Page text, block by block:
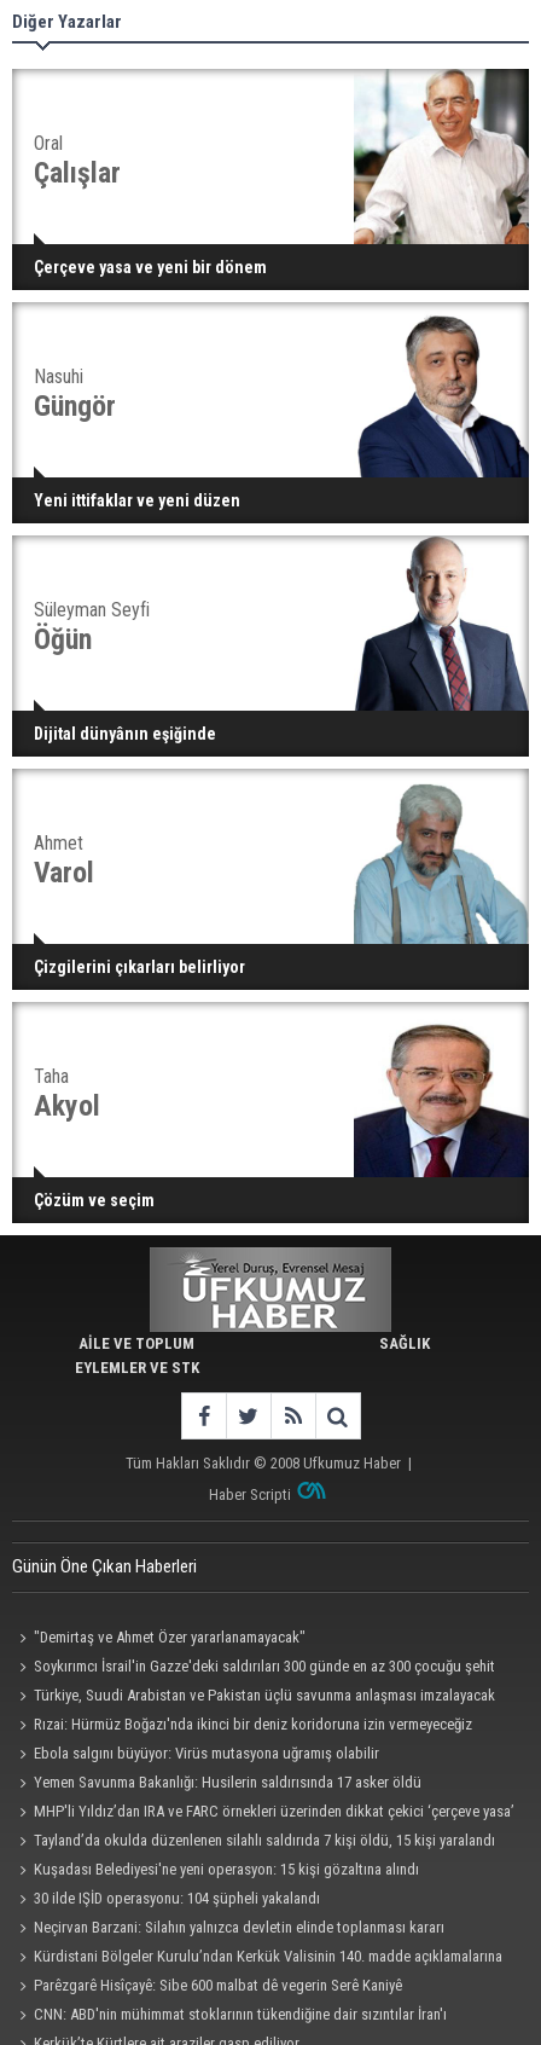
Diğer Yazarlar
Oral
Çalışlar
Çerçeve yasa ve yeni bir dönem
Nasuhi
Güngör
Yeni ittifaklar ve yeni düzen
Süleyman Seyfi
Öğün
Dijital dünyânın eşiğinde
Ahmet
Varol
Çizgilerini çıkarları belirliyor
Taha
Akyol
Çözüm ve seçim
AİLE VE TOPLUM
EYLEMLER VE STK
SAĞLIK
Tüm Hakları Saklıdır © 2008 Ufkumuz Haber |
Haber Scripti
Günün Öne Çıkan Haberleri
"Demirtaş ve Ahmet Özer yararlanamayacak"
Soykırımcı İsrail'in Gazze'deki saldırıları 300 günde en az 300 çocuğu şehit
etti Türkiye, Suudi Arabistan ve Pakistan üçlü savunma anlaşması imzalayacak
Rızai: Hürmüz Boğazı'nda ikinci bir deniz koridoruna izin vermeyeceğiz
Ebola salgını büyüyor: Virüs mutasyona uğramış olabilir
Yemen Savunma Bakanlığı: Husilerin saldırısında 17 asker öldü
MHP'li Yıldız’dan IRA ve FARC örnekleri üzerinden dikkat çekici ‘çerçeve yasa’
açıklaması
Tayland’da okulda düzenlenen silahlı saldırıda 7 kişi öldü, 15 kişi yaralandı
Kuşadası Belediyesi'ne yeni operasyon: 15 kişi gözaltına alındı
30 ilde IŞİD operasyonu: 104 şüpheli yakalandı
Neçirvan Barzani: Silahın yalnızca devletin elinde toplanması kararı
uygulanmalı
Kürdistani Bölgeler Kurulu’ndan Kerkük Valisinin 140. madde açıklamalarına
tepkiParêzgarê Hisîçayê: Sibe 600 malbat dê vegerin Serê Kaniyê
CNN: ABD'nin mühimmat stoklarının tükendiğine dair sızıntılar İran'ı